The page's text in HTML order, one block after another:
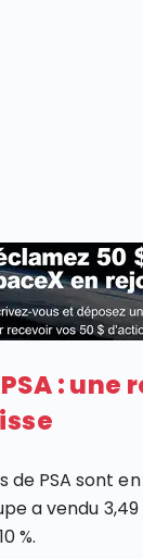
:
de PSA sont
a vendu
%.